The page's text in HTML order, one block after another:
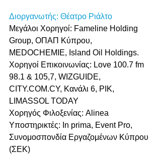
Διοργανωτής: Θέατρο Ριάλτο
Μεγάλοι Χορηγοί: Fameline Holding
Group, ΟΠΑΠ Κύπρου,
MEDOCHEMIE, Island Oil Holdings.
Χορηγοί Επικοινωνίας: Love 100.7 fm
98.1 & 105,7, WIZGUIDE,
CITY.COM.CY, Κανάλι 6, ΡΙΚ,
LIMASSOL TODAY
Χορηγός Φιλοξενίας: Alinea
Υποστηρικτές: In prima, Event Pro,
Συνομοσπονδία Εργαζομένων Κύπρου
(ΣΕΚ)